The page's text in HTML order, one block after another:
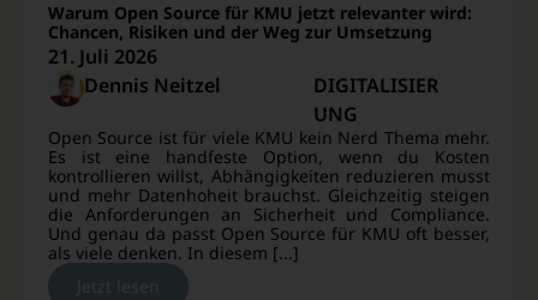
Warum Open Source für KMU jetzt relevanter wird:
Chancen, Risiken und der Weg zur Umsetzung
21. Juli 2026
Dennis Neitzel
DIGITALISIER
UNG
Open Source ist für viele KMU kein Nerd Thema mehr.
Es ist eine handfeste Option, wenn du Kosten
kontrollieren willst, Abhängigkeiten reduzieren musst
und mehr Datenhoheit brauchst. Gleichzeitig steigen
die Anforderungen an Sicherheit und Compliance.
Und genau da passt Open Source für KMU oft besser,
als viele denken. In diesem [...]
Jetzt lesen